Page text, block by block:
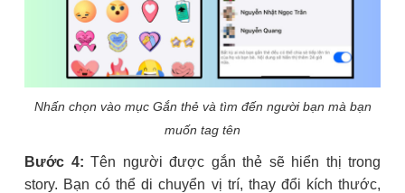
Nhấn chọn vào mục Gắn thẻ và tìm đến người bạn mà bạn
muốn tag tên
Bước 4: Tên người được gắn thẻ sẽ hiển thị trong
story. Bạn có thể di chuyển vị trí, thay đổi kích thước,